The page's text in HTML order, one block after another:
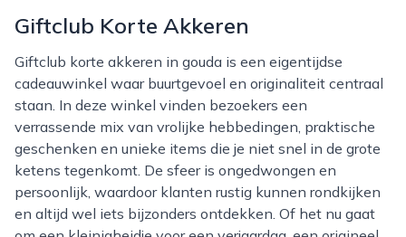
Giftclub Korte Akkeren
Giftclub korte akkeren in gouda is een eigentijdse
cadeauwinkel waar buurtgevoel en originaliteit centraal
staan. In deze winkel vinden bezoekers een
verrassende mix van vrolijke hebbedingen, praktische
geschenken en unieke items die je niet snel in de grote
ketens tegenkomt. De sfeer is ongedwongen en
persoonlijk, waardoor klanten rustig kunnen rondkijken
en altijd wel iets bijzonders ontdekken. Of het nu gaat